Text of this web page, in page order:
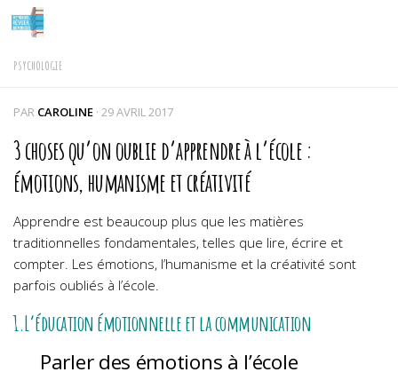
Skip to content
PSYCHOLOGIE
PAR CAROLINE · 29 AVRIL 2017
3 choses qu’on oublie d’apprendre à l’école :
émotions, humanisme et créativité
Apprendre est beaucoup plus que les matières
traditionnelles fondamentales, telles que lire, écrire et
compter. Les émotions, l’humanisme et la créativité sont
parfois oubliés à l’école.
1.L’éducation émotionnelle et la communication
Parler des émotions à l’école